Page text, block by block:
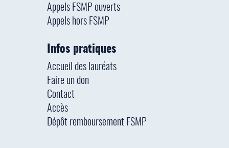
Appels FSMP ouverts
Appels hors FSMP
Infos pratiques
Accueil des lauréats
Faire un don
Contact
Accès
Dépôt remboursement FSMP